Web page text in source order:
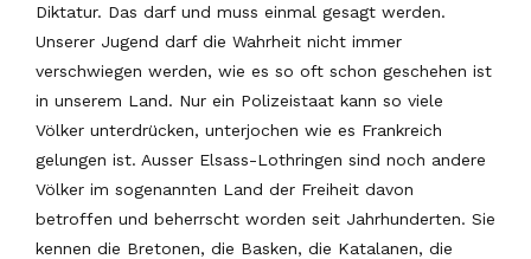
Diktatur. Das darf und muss einmal gesagt werden.
Unserer Jugend darf die Wahrheit nicht immer
verschwiegen werden, wie es so oft schon geschehen ist
in unserem Land. Nur ein Polizeistaat kann so viele
Völker unterdrücken, unterjochen wie es Frankreich
gelungen ist. Ausser Elsass-Lothringen sind noch andere
Völker im sogenannten Land der Freiheit davon
betroffen und beherrscht worden seit Jahrhunderten. Sie
kennen die Bretonen, die Basken, die Katalanen, die